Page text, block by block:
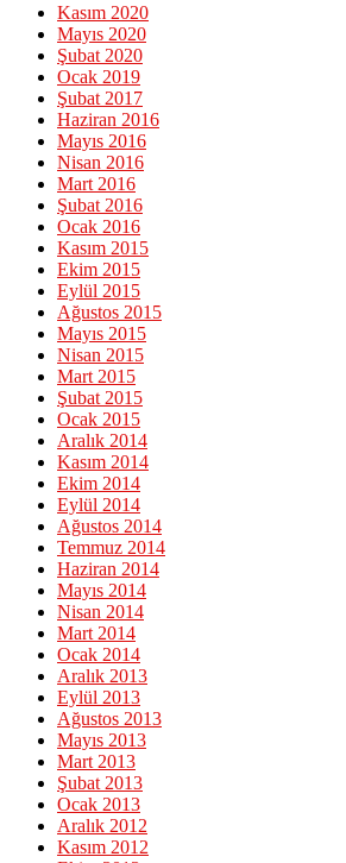
Kasım 2020
Mayıs 2020
Şubat 2020
Ocak 2019
Şubat 2017
Haziran 2016
Mayıs 2016
Nisan 2016
Mart 2016
Şubat 2016
Ocak 2016
Kasım 2015
Ekim 2015
Eylül 2015
Ağustos 2015
Mayıs 2015
Nisan 2015
Mart 2015
Şubat 2015
Ocak 2015
Aralık 2014
Kasım 2014
Ekim 2014
Eylül 2014
Ağustos 2014
Temmuz 2014
Haziran 2014
Mayıs 2014
Nisan 2014
Mart 2014
Ocak 2014
Aralık 2013
Eylül 2013
Ağustos 2013
Mayıs 2013
Mart 2013
Şubat 2013
Ocak 2013
Aralık 2012
Kasım 2012